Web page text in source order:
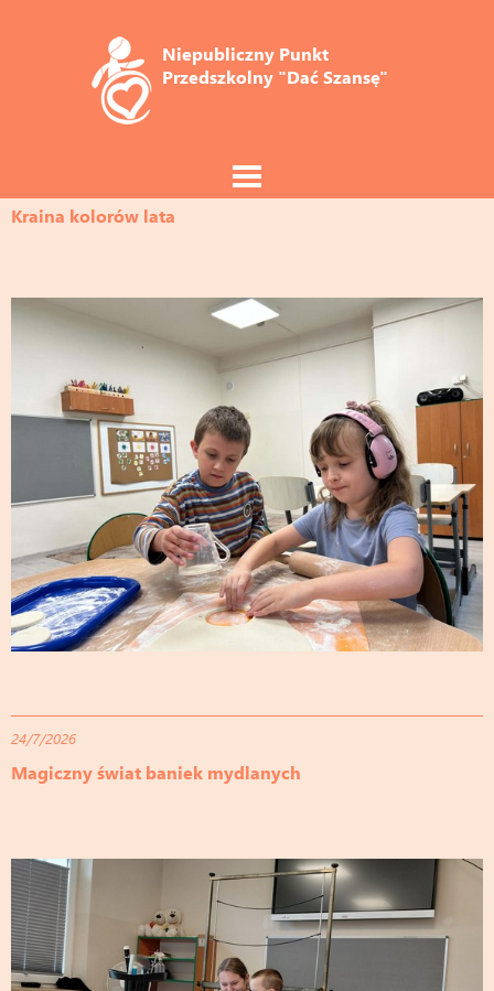
Niepubliczny Punkt
Przedszkolny "Dać Szansę"
Kraina kolorów lata
24/7/2026
Magiczny świat baniek mydlanych